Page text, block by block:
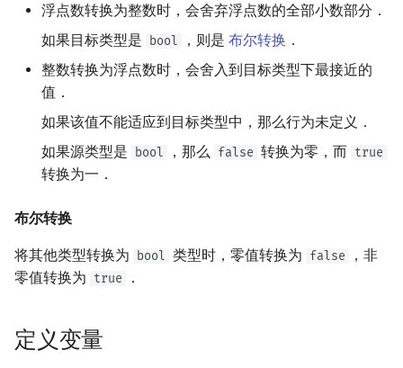
浮点数转换为整数时，会舍弃浮点数的全部小数部分．
如果目标类型是
bool ，则是 布尔转换 ．
整数转换为浮点数时，会舍入到目标类型下最接近的
值．
如果该值不能适应到目标类型中，那么行为未定义．
如果源类型是
bool ，那么 false 转换为零，而 true
转换为一．
布尔转换
将其他类型转换为 bool 类型时，零值转换为 false
，非
零值转换为 true ．
定义变量